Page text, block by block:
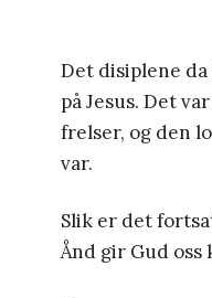
Det disiplene
på Jesus. Det
frelser, og den
var.
Slik er det
Ånd gir Gud oss